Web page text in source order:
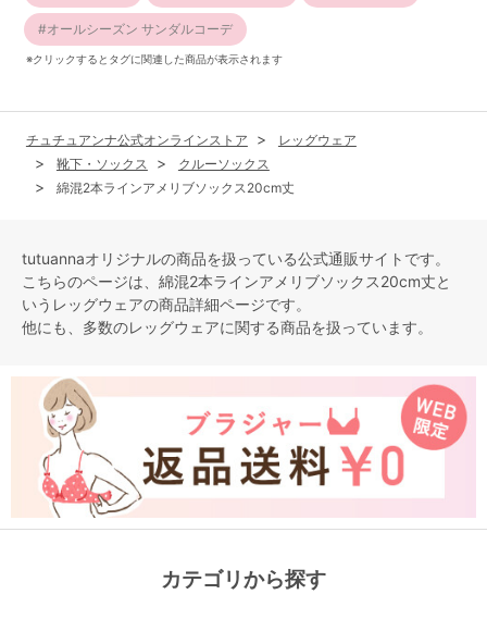
オールシーズン サンダルコーデ
※クリックするとタグに関連した商品が表示されます
チュチュアンナ公式オンラインストア
レッグウェア
靴下・ソックス
クルーソックス
綿混2本ラインアメリブソックス20cm丈
tutuannaオリジナルの商品を扱っている公式通販サイトです。
こちらのページは、綿混2本ラインアメリブソックス20cm丈と
いう レッグウェアの商品詳細ページです。
他にも、多数のレッグウェアに関する商品を扱っています。
カテゴリから探す